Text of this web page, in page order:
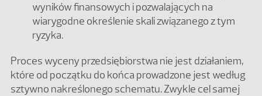
wyników finansowych i pozwalających na
wiarygodne określenie skali związanego z tym
ryzyka.
Proces wyceny przedsiębiorstwa nie jest działaniem,
które od początku do końca prowadzone jest według
sztywno nakreślonego schematu. Zwykle cel samej